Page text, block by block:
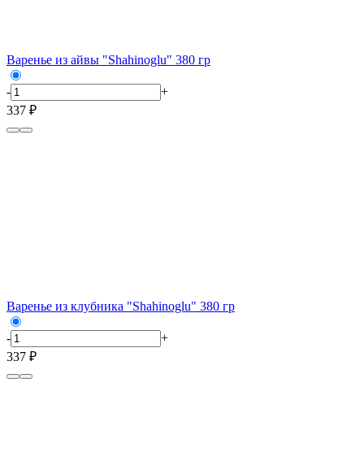
Варенье из айвы "Shahinoglu" 380 гр
-
+
337 ₽
Варенье из клубника "Shahinoglu" 380 гр
-
+
337 ₽